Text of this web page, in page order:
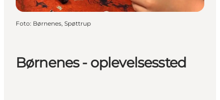
Børnenes - oplevelsessted
Foto: Børnenes, Spøttrup